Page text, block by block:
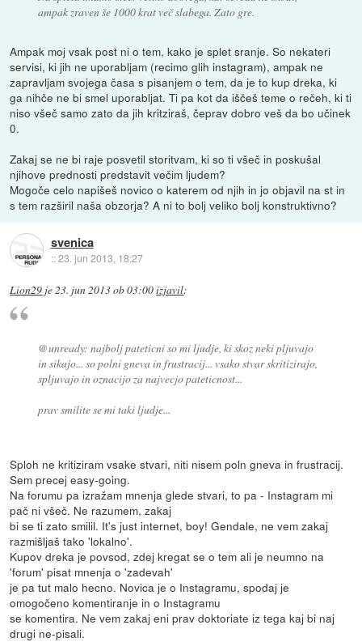
ampak zraven še 1000 krat več slabega. Zato gre.
Ampak moj vsak post ni o tem, kako je splet sranje. So nekateri
servisi, ki jih ne uporabljam (recimo glih instagram), ampak ne
zapravljam svojega časa s pisanjem o tem, da je to kup dreka, ki
ga nihče ne bi smel uporabljat. Ti pa kot da iščeš teme o rečeh, ki ti
niso všeč samo zato da jih kritziraš, čeprav dobro veš da bo učinek
0.
Zakaj se ne bi raje posvetil storitvam, ki so ti všeč in poskušal
njihove prednosti predstavit večim ljudem?
Mogoče celo napišeš novico o katerem od njih in jo objavil na st in
s tem razširil naša obzorja? A ni to bolj veliko bolj konstruktivno?
svenica
::23. jun 2013, 18:27
Lion29 je23. jun 2013 ob 03:00izjavil:
@unready: najbolj pateticni so mi ljudje, ki skoz neki pljuvajo
in sikajo... so polni gneva in frustracij... vsako stvar skritizirajo,
spljuvajo in oznacijo za najvecjo pateticnost...
prav smilite se mi taki ljudje...
Sploh ne kritiziram vsake stvari, niti nisem poln gneva in frustracij.
Sem precej easy-going.
Na forumu pa izražam mnenja glede stvari, to pa - Instagram mi
pač ni všeč. Ne razumem, zakaj
bi se ti zato smilil. It's just internet, boy! Gendale, ne vem zakaj
razmišljaš tako 'lokalno'.
Kupov dreka je povsod, zdej kregat se o tem ali je neumno na
'forum' pisat mnenja o 'zadevah'
je pa tut malo hecno. Novica je o Instagramu, spodaj je
omogočeno komentiranje in o Instagramu
se komentira. Ne vem zakaj eni prav doktoriate iz tega kaj bi naj
drugi ne-pisali.